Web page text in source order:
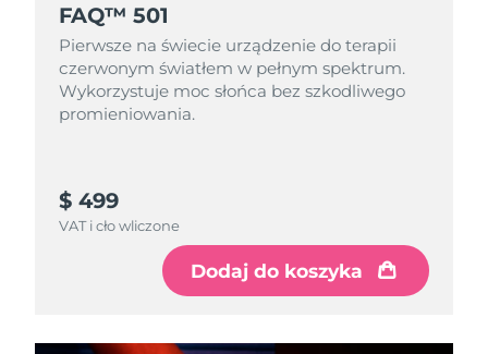
FAQ™ 501
Pierwsze na świecie urządzenie do terapii
czerwonym światłem w pełnym spektrum.
Wykorzystuje moc słońca bez szkodliwego
promieniowania.
$ 499
VAT i cło wliczone
Dodaj do koszyka